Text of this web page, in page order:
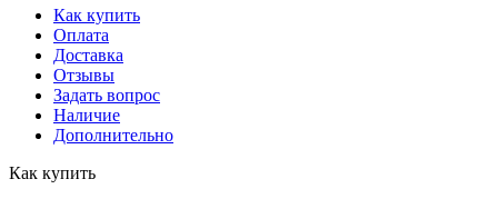
Как купить
Оплата
Доставка
Отзывы
Задать вопрос
Наличие
Дополнительно
Как купить